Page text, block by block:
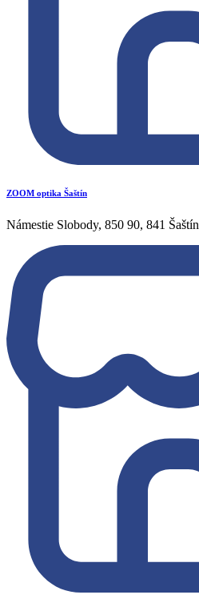
ZOOM optika Šaštín
Námestie Slobody, 850 90, 841 Šaštín